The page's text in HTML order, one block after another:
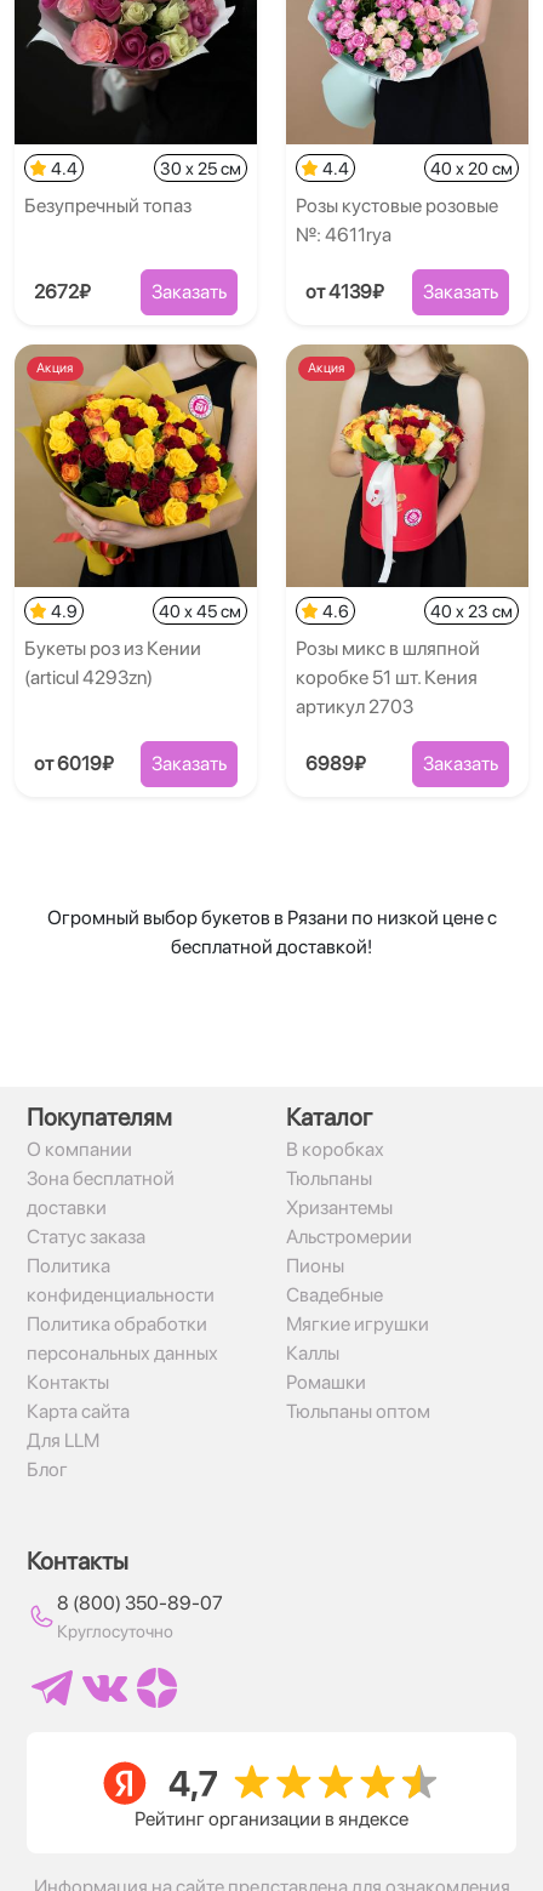
4.4 30 x 25 см
Безупречный топаз
2672₽ Заказать
4.4 40 x 20 см
Розы кустовые розовые
№: 4611rya
от 4139₽ Заказать
Акция
4.9 40 x 45 см
Букеты роз из Кении
(articul 4293zn)
от 6019₽ Заказать
Акция
4.6 40 x 23 см
Розы микс в шляпной
коробке 51 шт. Кения
артикул 2703
6989₽ Заказать
Огромный выбор букетов в Рязани по низкой цене с
бесплатной доставкой!
Покупателям
О компании
Зона бесплатной
доставки
Статус заказа
Политика
конфиденциальности
Политика обработки
персональных данных
Контакты
Карта сайта
Для LLM
Блог
Каталог
В коробках
Тюльпаны
Хризантемы
Альстромерии
Пионы
Свадебные
Мягкие игрушки
Каллы
Ромашки
Тюльпаны оптом
Контакты
8 (800) 350-89-07
Круглосуточно
Рейтинг организации в яндексе